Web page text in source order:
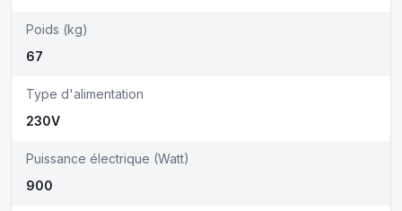
Poids (kg)
67
Type d'alimentation
230V
Puissance électrique (Watt)
900